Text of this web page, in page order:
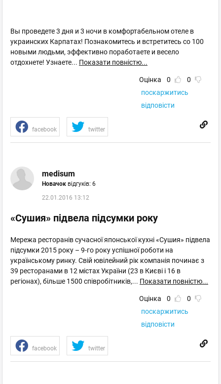
Вы проведете 3 дня и 3 ночи в комфортабельном отеле в
украинских Карпатах! Познакомитесь и встретитесь со 100
новыми людьми, эффективно поработаете и весело
отдохнете! Узнаете... Показати повністю...
Оцінка 0
0
поскаржитись
відповісти
facebook twitter
medisum
Новачок відгуків: 6
22.01.2016 13:12
«Сушия» підвела підсумки року
Мережа ресторанів сучасної японської кухні «Сушия» підвела
підсумки 2015 року – 9-го року успішної роботи на
українському ринку. Свій ювілейний рік компанія починає з
39 ресторанами в 12 містах України (23 в Києві і 16 в
регіонах), більше 1500 співробітників,... Показати повністю...
Оцінка 0
0
поскаржитись
відповісти
facebook twitter